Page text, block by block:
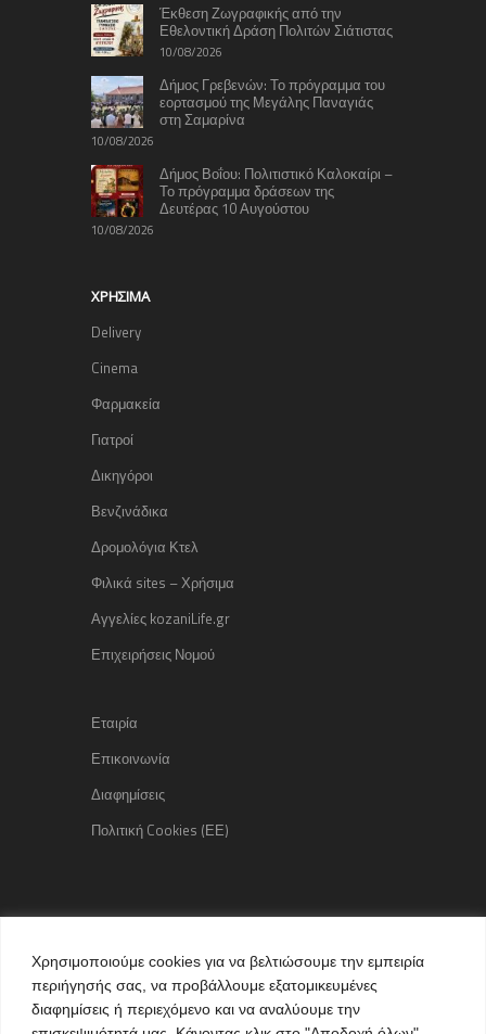
Χρησιμοποιούμε cookies για να βελτιώσουμε την εμπειρία
περιήγησής σας, να προβάλλουμε εξατομικευμένες
διαφημίσεις ή περιεχόμενο και να αναλύουμε την
Έκθεση Ζωγραφικής από την
Εθελοντική Δράση Πολιτών Σιάτιστας
10/08/2026
Δήμος Γρεβενών: Το πρόγραμμα του
εορτασμού της Μεγάλης Παναγιάς
στη Σαμαρίνα
10/08/2026
Δήμος Βοΐου: Πολιτιστικό Καλοκαίρι –
Το πρόγραμμα δράσεων της
Δευτέρας 10 Αυγούστου
10/08/2026
ΧΡΉΣΙΜΑ
Delivery
Cinema
Φαρμακεία
Γιατροί
Δικηγόροι
Βενζινάδικα
Δρομολόγια Κτελ
Φιλικά sites – Χρήσιμα
Αγγελίες kozaniLife.gr
Επιχειρήσεις Νομού
Εταιρία
Επικοινωνία
Διαφημίσεις
Πολιτική Cookies (ΕΕ)
Copyright © 2015 kozaniLife.gr
All Rights reserved
Internet Services & Advertisement
by kozaniLife.gr